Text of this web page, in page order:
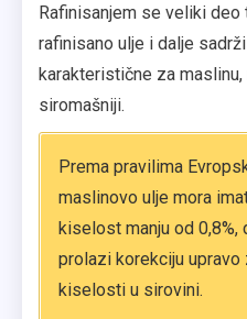
Rafinisanjem se veliki deo
rafinisano ulje i dalje
karakteristične za
siromašniji.
Prema pravilima
maslinovo ulje mora
kiselost manju od 0,8%,
prolazi korekciju
kiselosti u sirovini.